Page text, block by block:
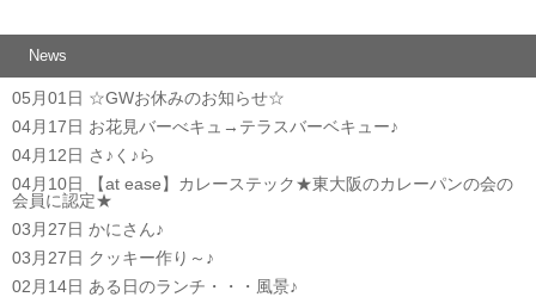
News
05月01日 ☆GWお休みのお知らせ☆
04月17日 お花見バーべキュ→テラスバーベキュー♪
04月12日 さ♪く♪ら
04月10日
【at ease】カレーステック★東大阪のカレーパンの会の
会員に認定★
03月27日 かにさん♪
03月27日 クッキー作り～♪
02月14日 ある日のランチ・・・風景♪